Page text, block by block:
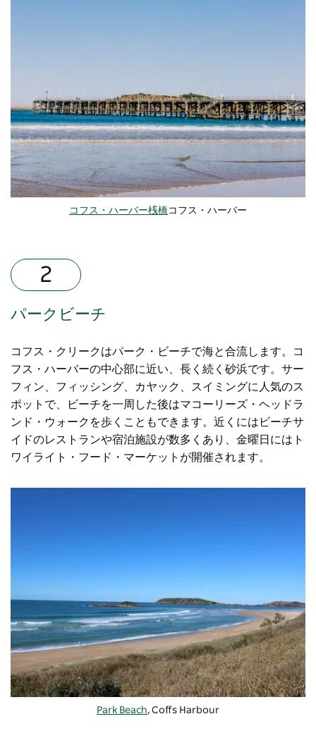
コフス・ハーバー桟橋コフス・ハーバー
パークビーチ
コフス・クリークはパーク・ビーチで海と合流します。コ
フス・ハーバーの中心部に近い、長く続く砂浜です。サー
フィン、フィッシング、カヤック、スイミングに人気のス
ポットで、ビーチを一周した後はマコーリーズ・ヘッドラ
ンド・ウォークを歩くこともできます。近くにはビーチサ
イドのレストランや宿泊施設が数多くあり、金曜日にはト
ワイライト・フード・マーケットが開催されます。
Park Beach, Coffs Harbour